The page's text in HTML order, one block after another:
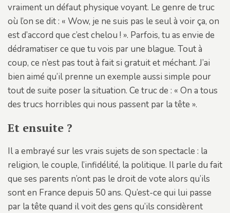
vraiment un défaut physique voyant. Le genre de truc
où l’on se dit : « Wow, je ne suis pas le seul à voir ça, on
est d’accord que c’est chelou ! ». Parfois, tu as envie de
dédramatiser ce que tu vois par une blague. Tout à
coup, ce n’est pas tout à fait si gratuit et méchant. J’ai
bien aimé qu’il prenne un exemple aussi simple pour
tout de suite poser la situation. Ce truc de : « On a tous
des trucs horribles qui nous passent par la tête ».
Et ensuite ?
Il a embrayé sur les vrais sujets de son spectacle : la
religion, le couple, l’infidélité, la politique. Il parle du fait
que ses parents n’ont pas le droit de vote alors qu’ils
sont en France depuis 50 ans. Qu’est-ce qui lui passe
par la tête quand il voit des gens qu’ils considèrent